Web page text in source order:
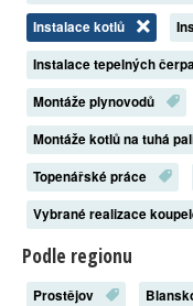
Instalace kotlů
Instalace tepelných
Montáže plynovodů
Montáže kotlů na tuhá
Topenářské práce
Vybrané realizace
Podle regionu
Prostějov